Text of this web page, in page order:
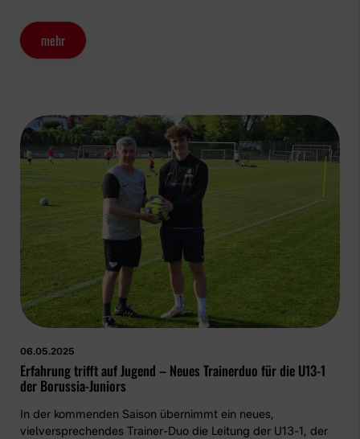
mehr
06.05.2025
Erfahrung trifft auf Jugend – Neues Trainerduo für die U13-1
der Borussia-Juniors
In der kommenden Saison übernimmt ein neues,
vielversprechendes Trainer-Duo die Leitung der U13-1, der